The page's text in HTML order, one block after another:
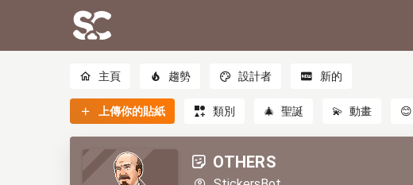
主頁 趨勢 設計者 新的
上傳你的貼紙 類別 🎄 聖誕 💫 動畫 😊
OTHERS